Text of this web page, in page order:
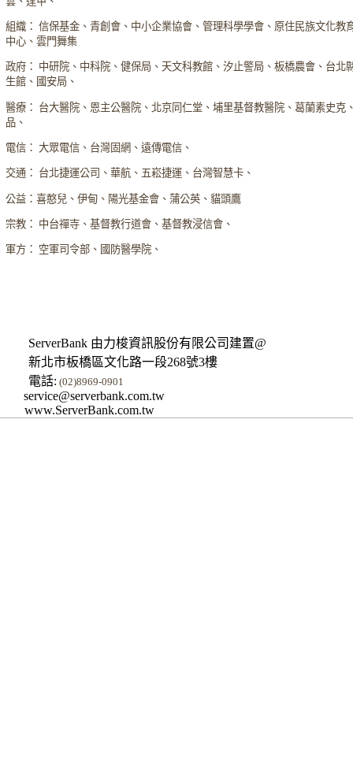
組織： 信保基金、青創會、中小企業協會、管理科學學會、原住民族文化教
中心、雲門舞集
政府： 中研院、中科院、健保局、天文科教館、汐止警局、板橋農會、台北
生館、國安局、
醫療： 台大醫院、恩主公醫院、北京同仁堂、埔里基督教醫院、葛蘭素史克
品、
電信： 大眾電信、台灣固網、遠傳電信、
交通： 台北捷運公司、華航、五崧捷運、台灣智慧卡、
公益：喜憨兒、伊甸、陽光基金會、蒲公英、貓頭鷹
宗教： 中台禪寺、基督教行道會、基督教浸信會、
軍方： 空軍司令部、國防醫學院、
ServerBank 由力梭資訊股份有限公司建置@
新北市板橋區文化路一段268號3樓
電話: (02)8969-0901
service@serverbank.com.tw
www.ServerBank.com.tw